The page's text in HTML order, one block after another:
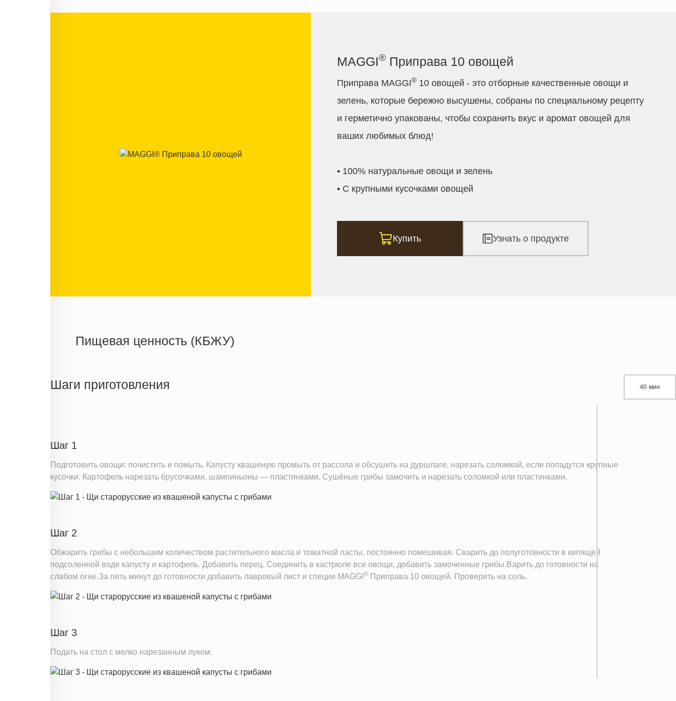
MAGGI® Приправа 10 овощей
Приправа MAGGI® 10 овощей - это отборные качественные овощи и
зелень, которые бережно высушены, собраны по специальному рецепту
и герметично упакованы, чтобы сохранить вкус и аромат овощей для
ваших любимых блюд!
• 100% натуральные овощи и зелень
• С крупными кусочками овощей
Купить Узнать о продукте
Пищевая ценность (КБЖУ)
Белки
Шаги приготовления 40 мин
Шаг 1
Подготовить овощи: почистить и помыть. Капусту квашеную промыть от рассола и обсушить на дуршлаге, нарезать соломкой, если попадутся крупные
кусочки. Картофель нарезать брусочками, шампиньоны — пластинками. Сушёные грибы замочить и нарезать соломкой или пластинками.
Шаг 2
Обжарить грибы с небольшим количеством растительного масла и томатной пасты, постоянно помешивая. Сварить до полуготовности в кипящей
подсоленной воде капусту и картофель. Добавить перец. Соединить в кастрюле все овощи, добавить замоченные грибы.Варить до готовности на
слабом огне.За пять минут до готовности добавить лавровый лист и специи MAGGI ® Приправа 10 овощей. Проверить на соль.
Шаг 3
Подать на стол с мелко нарезанным луком.